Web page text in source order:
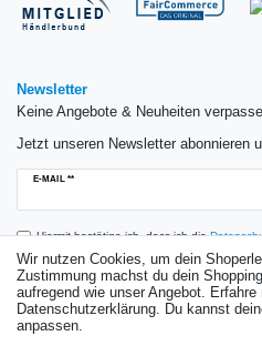
Newsletter
Keine Angebote & Neuheiten
Jetzt unseren Newsletter abonnieren
E-MAIL **
Newsletter
Hiermit bestätige ich, dass ich die
Einwilligung kann ich jederzeit widerrufen.**
Wir nutzen Cookies, um dein
Zustimmung machst du dein
aufregend wie unser Angebot. Erfahre
Datenschutzerklärung. Du kannst
anpassen.